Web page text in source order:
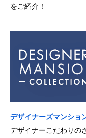
をご紹介！
デザイナーズマンショ
デザイナーこだわりの